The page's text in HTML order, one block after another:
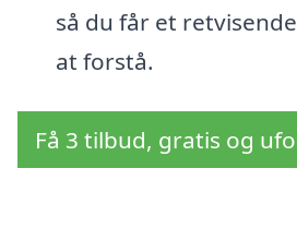
så du får et
at forstå.
Få 3 tilbud, gratis og